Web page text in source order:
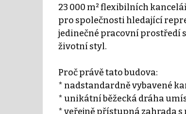
23 000 m² flexibilních
pro společnosti hledající
jedinečné pracovní prostředí
životní styl.
Proč právě tato budova:
* nadstandardně vybavené
* unikátní běžecká dráha
* veřejně přístupná zahrada